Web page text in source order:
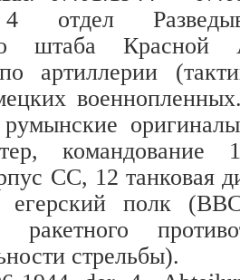
отдел
штаба Красной
артиллерии
СС, 12 танковая
егерский полк
ракетного
стрельбы).